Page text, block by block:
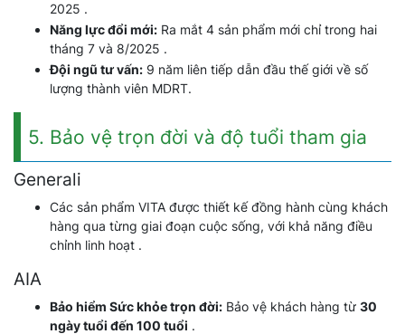
2025 .
Năng lực đổi mới: Ra mắt 4 sản phẩm mới chỉ trong hai
tháng 7 và 8/2025 .
Đội ngũ tư vấn: 9 năm liên tiếp dẫn đầu thế giới về số
lượng thành viên MDRT.
5. Bảo vệ trọn đời và độ tuổi tham gia
Generali
Các sản phẩm VITA được thiết kế đồng hành cùng khách
hàng qua từng giai đoạn cuộc sống, với khả năng điều
chỉnh linh hoạt .
AIA
Bảo hiểm Sức khỏe trọn đời: Bảo vệ khách hàng từ 30
ngày tuổi đến 100 tuổi .